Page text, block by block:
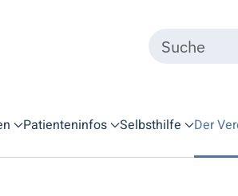
Patienteninfos Selbsthilfe Der